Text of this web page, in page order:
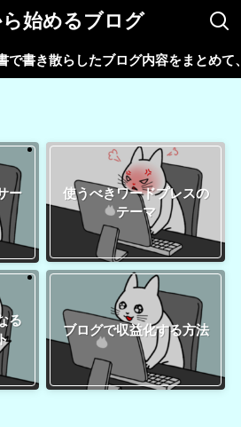
始めるブログ
で書き散らしたブログ内容をまとめて
ー
使うべきワードプレスの
テーマ
る
ブログで収益化する方法